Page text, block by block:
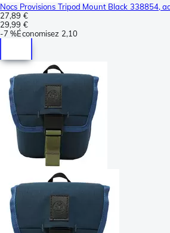
Nocs Provisions Tripod Mount Black 338854,
27,89 €
29,99 €
-7 %Économisez 2,10